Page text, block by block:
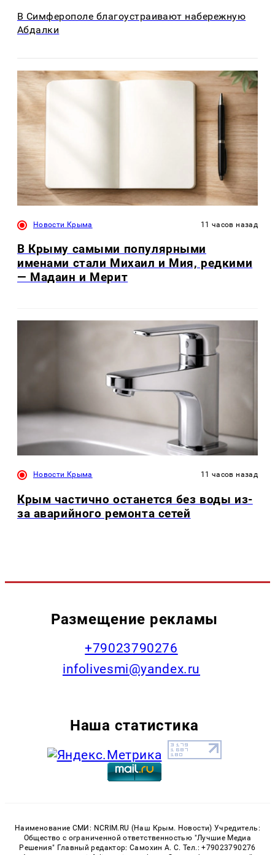
В Симферополе благоустраивают набережную
Абдалки
Новости Крыма 11 часов назад
В Крыму самыми популярными
именами стали Михаил и Мия, редкими
— Мадаин и Мерит
Новости Крыма 11 часов назад
Крым частично останется без воды из-
за аварийного ремонта сетей
Размещение рекламы
+79023790276
infolivesmi@yandex.ru
Наша статистика
Наименование СМИ: NCRIM.RU (Наш Крым. Новости) Учредитель:
Общество с ограниченной ответственностью "Лучшие Медиа
Решения" Главный редактор: Самохин А. С. Тел.: +79023790276